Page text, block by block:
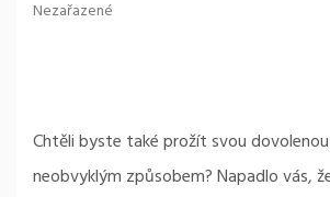
Nezařazené
Chtěli byste také prožít svou
neobvyklým způsobem? Napadlo vás,